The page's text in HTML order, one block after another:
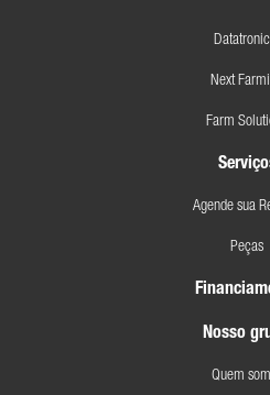
Next
Farm
Agende sua
Peças
Nosso
Quem